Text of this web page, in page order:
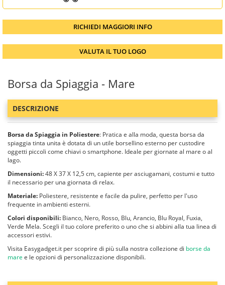
RICHIEDI MAGGIORI INFO
VALUTA IL TUO LOGO
Borsa da Spiaggia - Mare
DESCRIZIONE
Borsa da Spiaggia in Poliestere: Pratica e alla moda, questa borsa da
spiaggia tinta unita è dotata di un utile borsellino esterno per custodire
oggetti piccoli come chiavi o smartphone. Ideale per giornate al mare o al
lago.
Dimensioni:48 X 37 X 12,5 cm, capiente per asciugamani, costumi e tutto
il necessario per una giornata di relax.
Materiale: Poliestere, resistente e facile da pulire, perfetto per l'uso
frequente in ambienti esterni.
Colori disponibili: Bianco, Nero, Rosso, Blu, Arancio, Blu Royal, Fuxia,
Verde Mela. Scegli il tuo colore preferito o uno che si abbini alla tua linea di
accessori estivi.
Visita Easygadget.it per scoprire di più sulla nostra collezione di borse da
mare e le opzioni di personalizzazione disponibili.